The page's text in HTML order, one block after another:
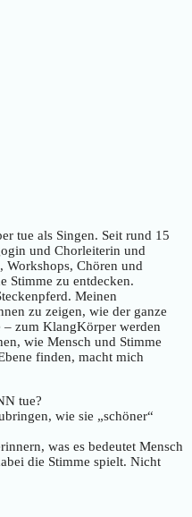
tue als Singen. Seit rund 15
und Chorleiterin und
Workshops, Chören und
Stimme zu entdecken.
Meinen
zu zeigen, wie der ganze
zum KlangKörper werden
wie Mensch und Stimme
finden, macht mich
tue?
wie sie „schöner“
was es bedeutet Mensch
die Stimme spielt. Nicht